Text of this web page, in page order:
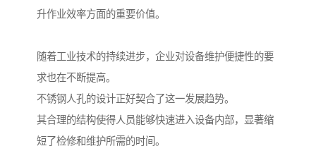
升作业效率方面的重要价值。
随着工业技术的持续进步，企业对设备维护便捷性的要
求也在不断提高。
不锈钢人孔的设计正好契合了这一发展趋势。
其合理的结构使得人员能够快速进入设备内部，显著缩
短了检修和维护所需的时间。